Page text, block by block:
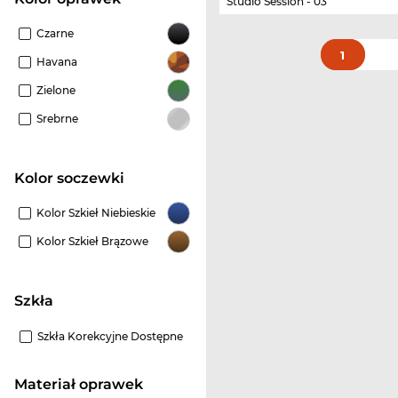
Czarne
Havana
Zielone
Srebrne
Kolor soczewki
Kolor Szkieł Niebieskie
Kolor Szkieł Brązowe
szkła
Szkła Korekcyjne Dostępne
Materiał oprawek
1